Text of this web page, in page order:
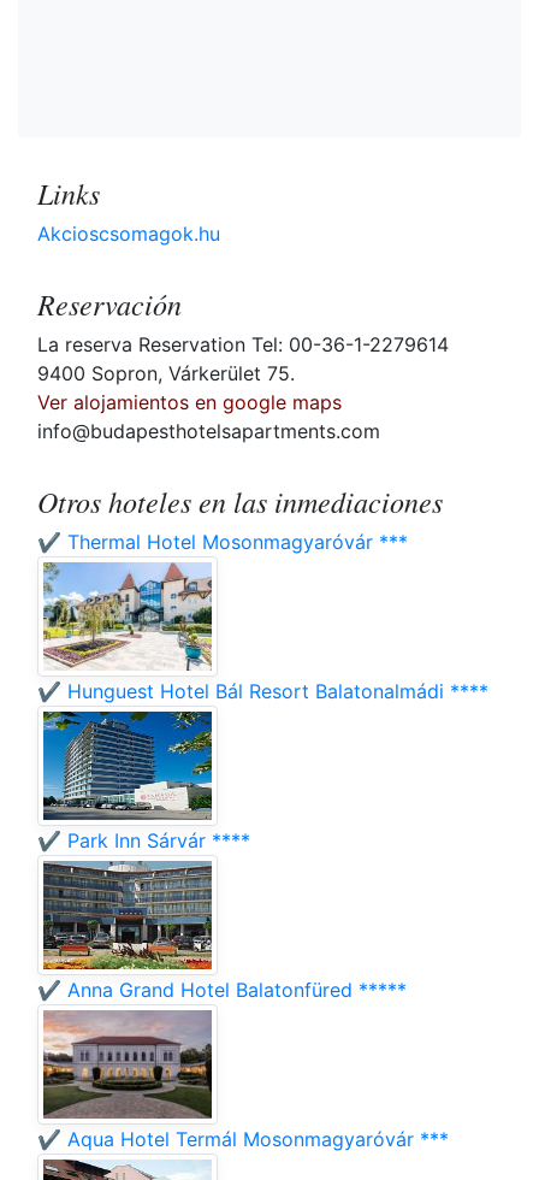
Links
Akcioscsomagok.hu
Reservación
La reserva Reservation Tel: 00-36-1-2279614
9400 Sopron, Várkerület 75.
Ver alojamientos en google maps
info@budapesthotelsapartments.com
Otros hoteles en las inmediaciones
✔️ Thermal Hotel Mosonmagyaróvár ***
✔️ Hunguest Hotel Bál Resort Balatonalmádi ****
✔️ Park Inn Sárvár ****
✔️ Anna Grand Hotel Balatonfüred *****
✔️ Aqua Hotel Termál Mosonmagyaróvár ***